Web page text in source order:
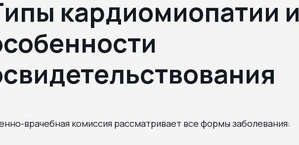
кардиомиопатии и
врачебная комиссия рассматривает все формы заболевания: